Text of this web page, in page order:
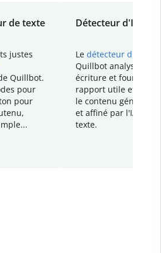
de texte
justes
Quillbot.
pour
pour
Détecteur d'IA
Le détecteur d'IA
Quillbot analyse votre
écriture et fournit un
rapport utile et
le contenu généré
et affiné par l'IA
texte.